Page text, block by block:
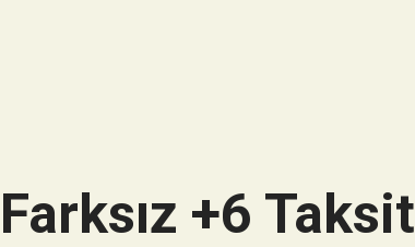
+6 Taksit